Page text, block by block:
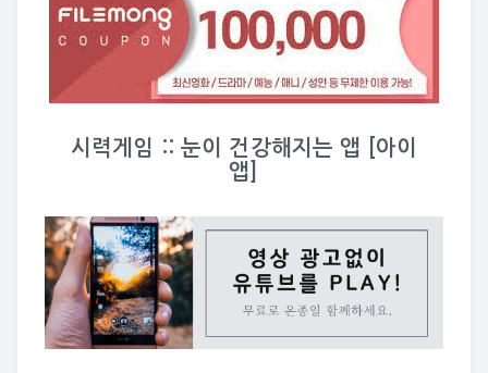
시력게임 :: 눈이 건강해지는 앱 [아이
앱]